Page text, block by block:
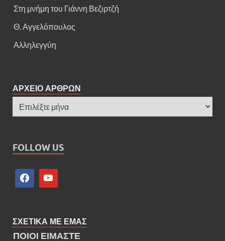
Στη μνήμη του Γιάννη Βεζιρτζή
Θ. Αγγελόπουλος
Αλληλεγγύη
ΑΡΧΕΙΟ ΑΡΘΡΩΝ
FOLLOW US
ΣΧΕΤΙΚΑ ΜΕ ΕΜΑΣ
ΠΟΙΟΙ ΕΙΜΑΣΤΕ